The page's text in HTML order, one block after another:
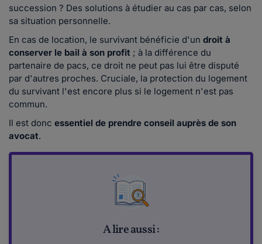
succession ? Des solutions à étudier au cas par cas, selon
sa situation personnelle.
En cas de location, le survivant bénéficie d'un droit à
conserver le bail à son profit ; à la différence du
partenaire de pacs, ce droit ne peut pas lui être disputé
par d'autres proches. Cruciale, la protection du logement
du survivant l'est encore plus si le logement n'est pas
commun.
Il est donc essentiel de prendre conseil auprès de son
avocat.
A lire aussi :